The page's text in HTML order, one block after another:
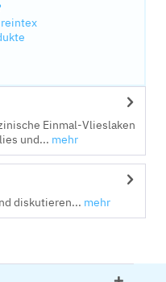
Einmal-Vlieslaken
und... mehr
diskutieren... mehr